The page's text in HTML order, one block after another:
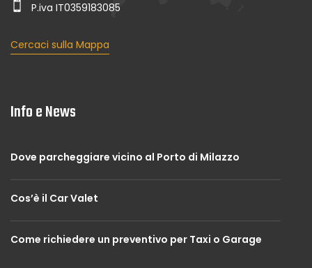
P.iva IT0359183085
Cercaci sulla Mappa
Info e News
Dove parcheggiare vicino al Porto di Milazzo
Cos’è il Car Valet
Come richiedere un preventivo per Taxi o Garage